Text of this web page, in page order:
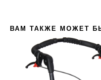
ВАМ ТАКЖЕ МОЖЕТ